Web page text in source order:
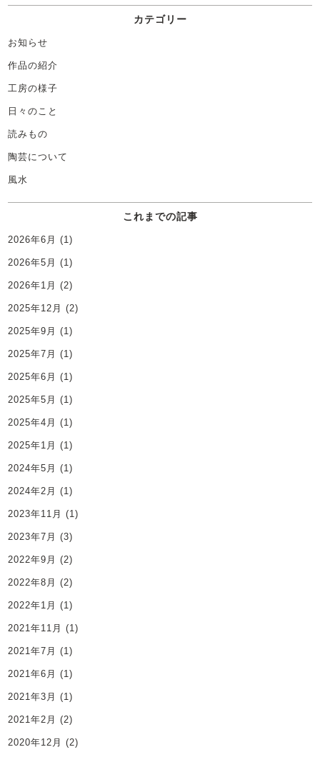
カテゴリー
お知らせ
作品の紹介
工房の様子
日々のこと
読みもの
陶芸について
風水
これまでの記事
2026年6月 (1)
2026年5月 (1)
2026年1月 (2)
2025年12月 (2)
2025年9月 (1)
2025年7月 (1)
2025年6月 (1)
2025年5月 (1)
2025年4月 (1)
2025年1月 (1)
2024年5月 (1)
2024年2月 (1)
2023年11月 (1)
2023年7月 (3)
2022年9月 (2)
2022年8月 (2)
2022年1月 (1)
2021年11月 (1)
2021年7月 (1)
2021年6月 (1)
2021年3月 (1)
2021年2月 (2)
2020年12月 (2)